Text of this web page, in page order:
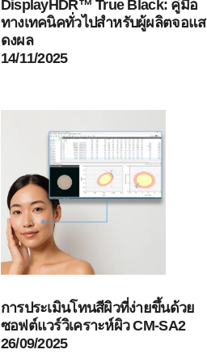
DisplayHDR™ True Black: คู่มือ
ทางเทคนิคทั่วไปสำหรับผู้ผลิตจอแส
ดงผล
14/11/2025
การประเมินโทนสีผิวที่ง่ายขึ้นด้วย
ซอฟต์แวร์วิเคราะห์ผิว CM-SA2
26/09/2025